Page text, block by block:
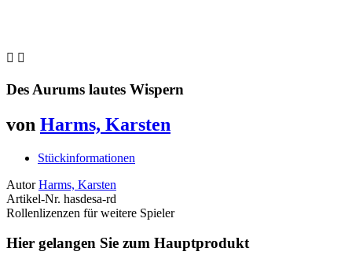
 
Des Aurums lautes Wispern
von Harms, Karsten
Stückinformationen
Autor Harms, Karsten
Artikel-Nr. hasdesa-rd
Rollenlizenzen für weitere Spieler
Hier gelangen Sie zum Hauptprodukt